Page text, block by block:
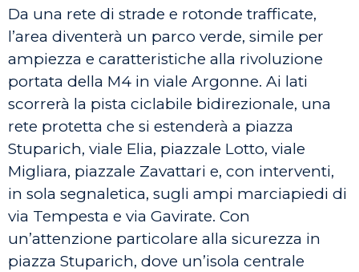
Da una rete di strade e rotonde trafficate,
l’area diventerà un parco verde, simile per
ampiezza e caratteristiche alla rivoluzione
portata della M4 in viale Argonne. Ai lati
scorrerà la pista ciclabile bidirezionale, una
rete protetta che si estenderà a piazza
Stuparich, viale Elia, piazzale Lotto, viale
Migliara, piazzale Zavattari e, con interventi,
in sola segnaletica, sugli ampi marciapiedi di
via Tempesta e via Gavirate. Con
un’attenzione particolare alla sicurezza in
piazza Stuparich, dove un’isola centrale